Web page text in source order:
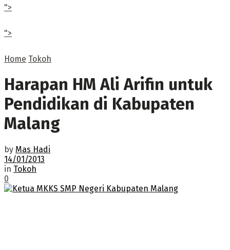
">
">
Home Tokoh
Harapan HM Ali Arifin untuk
Pendidikan di Kabupaten
Malang
by Mas Hadi
14/01/2013
in Tokoh
0